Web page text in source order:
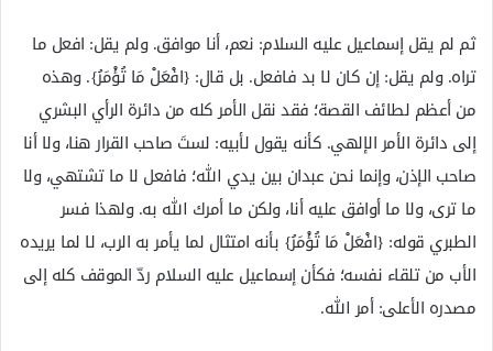
ثم لم يقل إسماعيل عليه السلام: نعم، أنا موافق. ولم يقل: افعل ما
تراه. ولم يقل: إن كان لا بد فافعل. بل قال: {افْعَلْ مَا تُؤْمَرُ}. وهذه
من أعظم لطائف القصة؛ فقد نقل الأمر كله من دائرة الرأي البشري
إلى دائرة الأمر الإلهي. كأنه يقول لأبيه: لستَ صاحب القرار هنا، ولا أنا
صاحب الإذن، وإنما نحن عبدان بين يدي الله؛ فافعل لا ما تشتهي، ولا
ما ترى، ولا ما أوافق عليه أنا، ولكن ما أمرك الله به. ولهذا فسر
الطبري قوله: {افْعَلْ مَا تُؤْمَرُ} بأنه امتثال لما يأمر به الرب، لا لما يريده
الأب من تلقاء نفسه؛ فكأن إسماعيل عليه السلام ردّ الموقف كله إلى
مصدره الأعلى: أمر الله.